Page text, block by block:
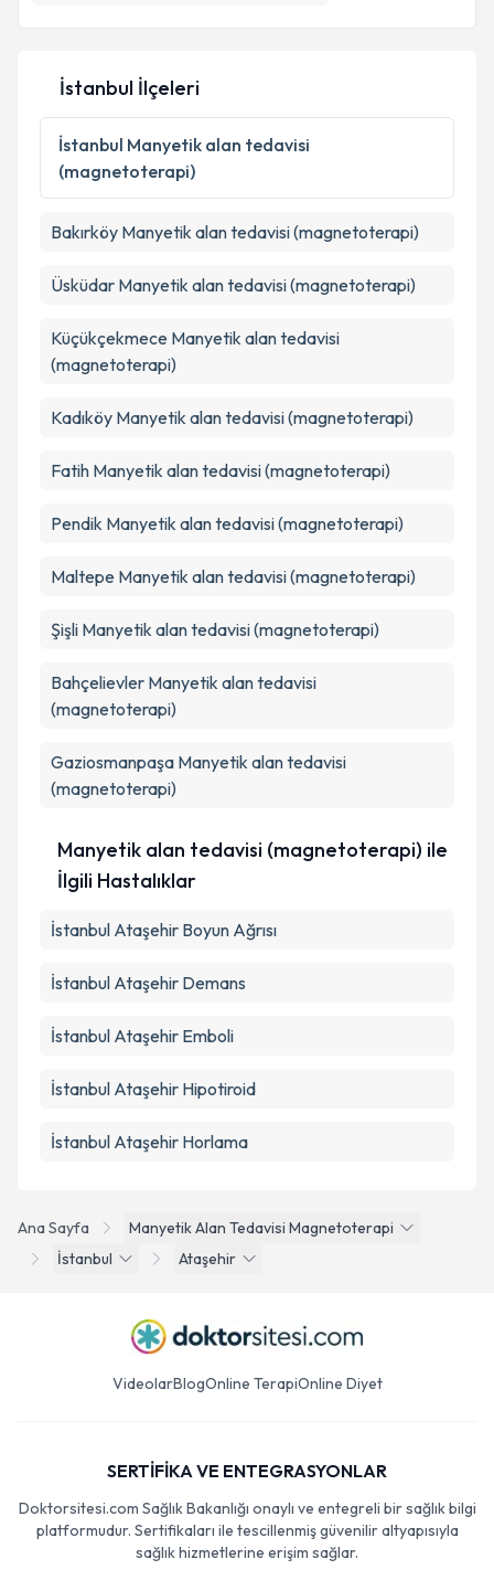
E-posta Adresiniz
Kişisel verilerimin işlenmesine ilişkin
Metni'ni okudum ve kişisel verilerimin belirtilen
kapsamda işlenmesini kabul ediyorum.
Takvim Talebini Gönder
Ana Sayfa
Manyetik Alan Tedavisi Magnetoterapi
İstanbul
Ataşehir
İstanbul İlçeleri
İstanbul Manyetik alan tedavisi
(magnetoterapi)
Bakırköy Manyetik alan tedavisi (magnetoterapi)
Üsküdar Manyetik alan tedavisi (magnetoterapi)
Küçükçekmece Manyetik alan tedavisi
(magnetoterapi)
Kadıköy Manyetik alan tedavisi (magnetoterapi)
Fatih Manyetik alan tedavisi (magnetoterapi)
Pendik Manyetik alan tedavisi (magnetoterapi)
Maltepe Manyetik alan tedavisi (magnetoterapi)
Şişli Manyetik alan tedavisi (magnetoterapi)
Bahçelievler Manyetik alan tedavisi
(magnetoterapi)
Gaziosmanpaşa Manyetik alan tedavisi
(magnetoterapi)
Manyetik alan tedavisi (magnetoterapi) ile
İlgili Hastalıklar
İstanbul Ataşehir Boyun Ağrısı
İstanbul Ataşehir Demans
İstanbul Ataşehir Emboli
İstanbul Ataşehir Hipotiroid
İstanbul Ataşehir Horlama
VideolarBlogOnline TerapiOnline Diyet
SERTİFİKA VE ENTEGRASYONLAR
Doktorsitesi.com Sağlık Bakanlığı onaylı ve entegreli bir sağlık bilgi
platformudur. Sertifikaları ile tescillenmiş güvenilir altyapısıyla
sağlık hizmetlerine erişim sağlar.